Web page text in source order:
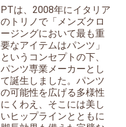
PTは、2008年にイタリア
のトリノで「メンズクロ
ージングにおいて最も重
要なアイテムはパンツ」
というコンセプトの下、
パンツ専業メーカーとし
て誕生しました。パンツ
の可能性を広げる多様性
にくわえ、そこには美し
いヒップラインとともに